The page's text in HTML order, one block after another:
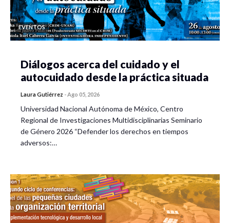
EVENTOS
Diálogos acerca del cuidado y el
autocuidado desde la práctica situada
Laura Gutiérrez -Ago 05, 2026
Universidad Nacional Autónoma de México, Centro
Regional de Investigaciones Multidisciplinarias Seminario
de Género 2026 “Defender los derechos en tiempos
adversos:…